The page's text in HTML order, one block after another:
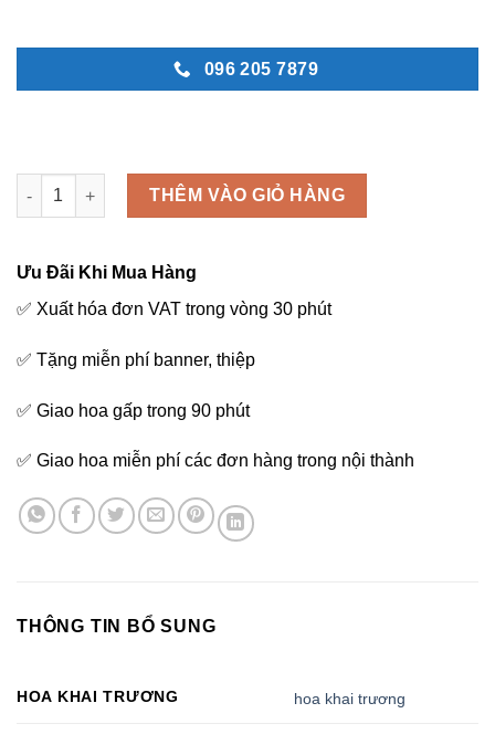
096 205 7879
Sắc sảo 2 - L56 số lượng
THÊM VÀO GIỎ HÀNG
Ưu Đãi Khi Mua Hàng
✅ Xuất hóa đơn VAT trong vòng 30 phút
✅ Tặng miễn phí banner, thiệp
✅ Giao hoa gấp trong 90 phút
✅ Giao hoa miễn phí các đơn hàng trong nội thành
THÔNG TIN BỔ SUNG
HOA KHAI TRƯƠNG hoa khai trương